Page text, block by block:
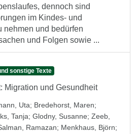
dennoch sind
im Kindes- und
nehmen und bedürfen
und Folgen sowie ...
sonstige Texte
Migration und Gesundheit
Uta; Bredehorst, Maren;
Tanja; Glodny, Susanne; Zeeb,
Ramazan; Menkhaus, Björn;